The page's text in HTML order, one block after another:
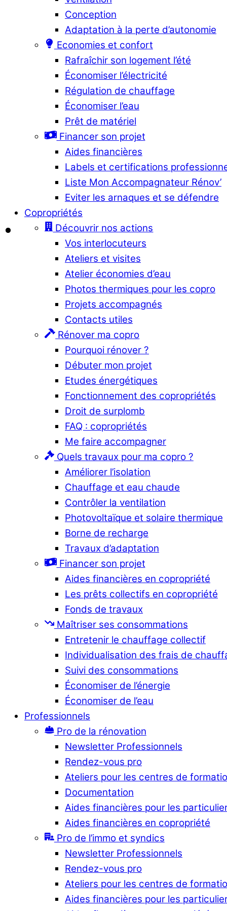
Conception
Adaptation à la perte d’autonomie
Economies et confort
Rafraîchir son logement l’été
Économiser l’électricité
Régulation de chauffage
Économiser l’eau
Prêt de matériel
Financer son projet
Aides financières
Labels et certifications
Liste Mon Accompagnateur Rénov’
Eviter les arnaques et se défendre
Copropriétés
Découvrir nos actions
Vos interlocuteurs
Ateliers et visites
Atelier économies d’eau
Photos thermiques pour les copro
Projets accompagnés
Contacts utiles
Rénover ma copro
Pourquoi rénover ?
Débuter mon projet
Etudes énergétiques
Fonctionnement des copropriétés
Droit de surplomb
FAQ : copropriétés
Me faire accompagner
Quels travaux pour ma copro ?
Améliorer l’isolation
Chauffage et eau chaude
Contrôler la ventilation
Photovoltaïque et solaire thermique
Borne de recharge
Travaux d’adaptation
Financer son projet
Aides financières en copropriété
Les prêts collectifs en copropriété
Fonds de travaux
Maîtriser ses consommations
Entretenir le chauffage collectif
Individualisation des frais de
Suivi des consommations
Économiser de l’énergie
Économiser de l’eau
Professionnels
Pro de la rénovation
Newsletter Professionnels
Rendez-vous pro
Ateliers pour les centres de
Documentation
Aides financières pour les
Aides financières en copropriété
Pro de l’immo et syndics
Newsletter Professionnels
Rendez-vous pro
Ateliers pour les centres de
Aides financières pour les